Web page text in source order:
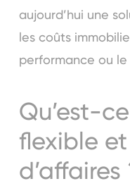
aujourd’hui une
les coûts
performance ou
Qu’est-
flexible
d’affaires